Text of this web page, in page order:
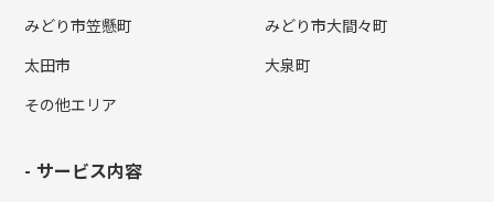
みどり市笠懸町
みどり市大間々町
太田市
大泉町
その他エリア
サービス内容